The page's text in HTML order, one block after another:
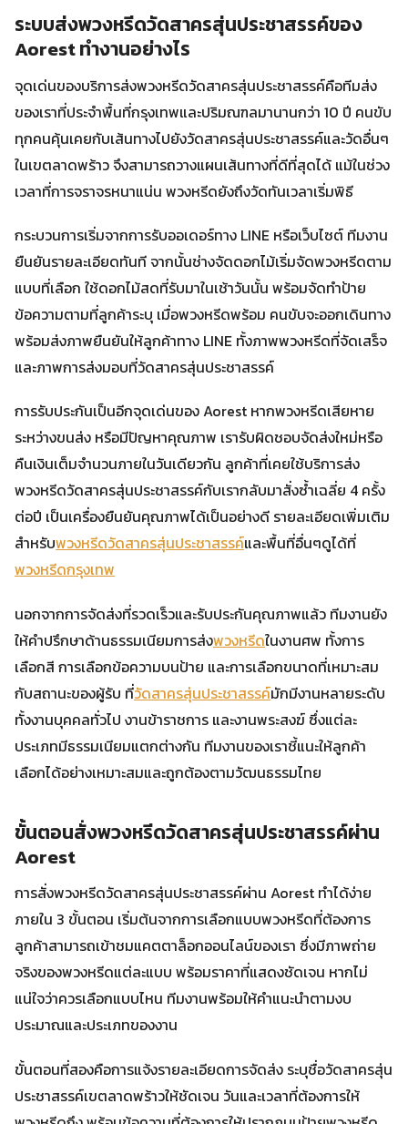
ระบบส่งพวงหรีดวัดสาครสุ่นประชาสรรค์ของ
Aorest ทำงานอย่างไร
จุดเด่นของบริการส่งพวงหรีดวัดสาครสุ่นประชาสรรค์คือทีมส่ง
ของเราที่ประจำพื้นที่กรุงเทพและปริมณฑลมานานกว่า 10 ปี คนขับ
ทุกคนคุ้นเคยกับเส้นทางไปยังวัดสาครสุ่นประชาสรรค์และวัดอื่นๆ
ในเขตลาดพร้าว จึงสามารถวางแผนเส้นทางที่ดีที่สุดได้ แม้ในช่วง
เวลาที่การจราจรหนาแน่น พวงหรีดยังถึงวัดทันเวลาเริ่มพิธี
กระบวนการเริ่มจากการรับออเดอร์ทาง LINE หรือเว็บไซต์ ทีมงาน
ยืนยันรายละเอียดทันที จากนั้นช่างจัดดอกไม้เริ่มจัดพวงหรีดตาม
แบบที่เลือก ใช้ดอกไม้สดที่รับมาในเช้าวันนั้น พร้อมจัดทำป้าย
ข้อความตามที่ลูกค้าระบุ เมื่อพวงหรีดพร้อม คนขับจะออกเดินทาง
พร้อมส่งภาพยืนยันให้ลูกค้าทาง LINE ทั้งภาพพวงหรีดที่จัดเสร็จ
และภาพการส่งมอบที่วัดสาครสุ่นประชาสรรค์
การรับประกันเป็นอีกจุดเด่นของ Aorest หากพวงหรีดเสียหาย
ระหว่างขนส่ง หรือมีปัญหาคุณภาพ เรารับผิดชอบจัดส่งใหม่หรือ
คืนเงินเต็มจำนวนภายในวันเดียวกัน ลูกค้าที่เคยใช้บริการส่ง
พวงหรีดวัดสาครสุ่นประชาสรรค์กับเรากลับมาสั่งซ้ำเฉลี่ย 4 ครั้ง
ต่อปี เป็นเครื่องยืนยันคุณภาพได้เป็นอย่างดี รายละเอียดเพิ่มเติม
สำหรับพวงหรีดวัดสาครสุ่นประชาสรรค์และพื้นที่อื่นๆดูได้ที่
พวงหรีดกรุงเทพ
นอกจากการจัดส่งที่รวดเร็วและรับประกันคุณภาพแล้ว ทีมงานยัง
ให้คำปรึกษาด้านธรรมเนียมการส่งพวงหรีดในงานศพ ทั้งการ
เลือกสี การเลือกข้อความบนป้าย และการเลือกขนาดที่เหมาะสม
กับสถานะของผู้รับ ที่วัดสาครสุ่นประชาสรรค์มักมีงานหลายระดับ
ทั้งงานบุคคลทั่วไป งานข้าราชการ และงานพระสงฆ์ ซึ่งแต่ละ
ประเภทมีธรรมเนียมแตกต่างกัน ทีมงานของเราชี้แนะให้ลูกค้า
เลือกได้อย่างเหมาะสมและถูกต้องตามวัฒนธรรมไทย
ขั้นตอนสั่งพวงหรีดวัดสาครสุ่นประชาสรรค์ผ่าน
Aorest
การสั่งพวงหรีดวัดสาครสุ่นประชาสรรค์ผ่าน Aorest ทำได้ง่าย
ภายใน 3 ขั้นตอน เริ่มต้นจากการเลือกแบบพวงหรีดที่ต้องการ
ลูกค้าสามารถเข้าชมแคตตาล็อกออนไลน์ของเรา ซึ่งมีภาพถ่าย
จริงของพวงหรีดแต่ละแบบ พร้อมราคาที่แสดงชัดเจน หากไม่
แน่ใจว่าควรเลือกแบบไหน ทีมงานพร้อมให้คำแนะนำตามงบ
ประมาณและประเภทของงาน
ขั้นตอนที่สองคือการแจ้งรายละเอียดการจัดส่ง ระบุชื่อวัดสาครสุ่น
ประชาสรรค์เขตลาดพร้าวให้ชัดเจน วันและเวลาที่ต้องการให้